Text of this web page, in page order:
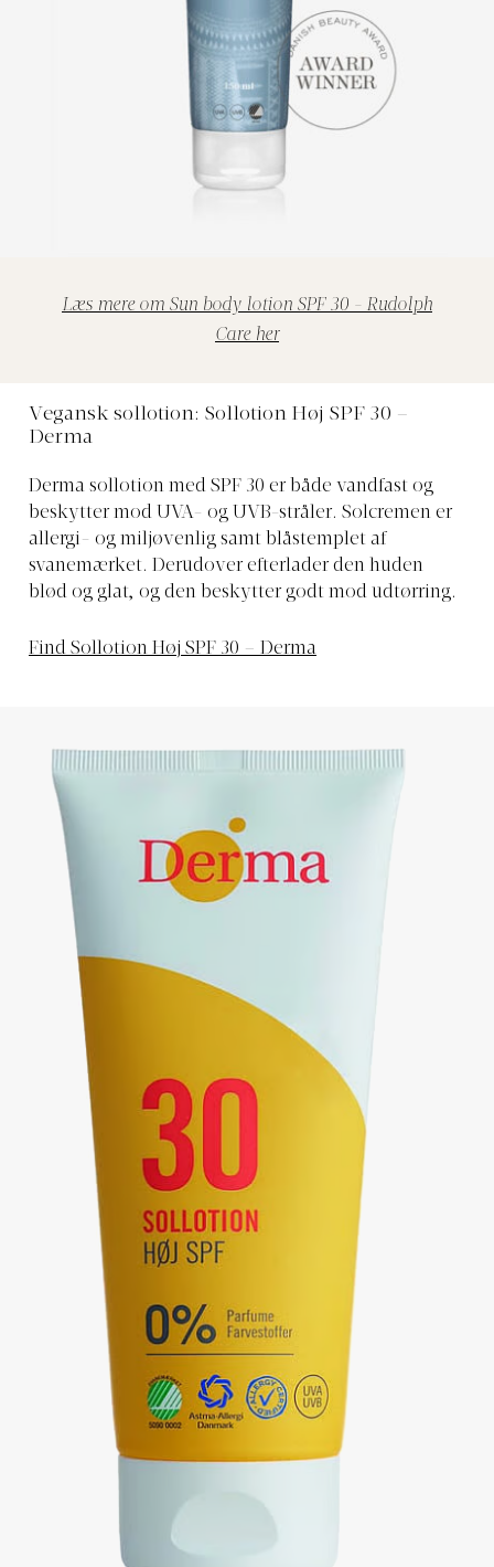
Læs mere om Sun body lotion SPF 30 - Rudolph
Care her
Vegansk sollotion: Sollotion Høj SPF 30 –
Derma
Derma sollotion med SPF 30 er både vandfast og
beskytter mod UVA- og UVB-stråler. Solcremen er
allergi- og miljøvenlig samt blåstemplet af
svanemærket. Derudover efterlader den huden
blød og glat, og den beskytter godt mod udtørring.
Find Sollotion Høj SPF 30 – Derma